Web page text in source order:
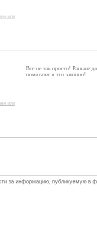
или
или
Все не так просто! Раньше
помогают и это законно!
за информацию, публикуемую